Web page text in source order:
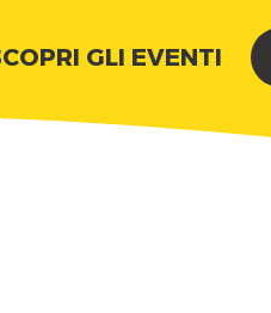
GLI EVENTI